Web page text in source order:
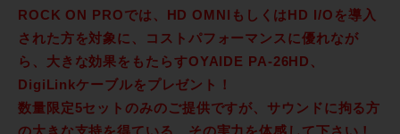
ROCK ON PROでは、HD OMNIもしくはHD I/Oを導入
された方を対象に、コストパフォーマンスに優れなが
ら、大きな効果をもたらすOYAIDE PA-26HD、
DigiLinkケーブルをプレゼント！
数量限定5セットのみのご提供ですが、サウンドに拘る方